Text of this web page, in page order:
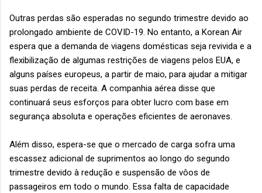
Outras perdas são esperadas no segundo trimestre devido ao
prolongado ambiente de COVID-19. No entanto, a Korean Air
espera que a demanda de viagens domésticas seja revivida e a
flexibilização de algumas restrições de viagens pelos EUA, e
alguns países europeus, a partir de maio, para ajudar a mitigar
suas perdas de receita. A companhia aérea disse que
continuará seus esforços para obter lucro com base em
segurança absoluta e operações eficientes de aeronaves.
Além disso, espera-se que o mercado de carga sofra uma
escassez adicional de suprimentos ao longo do segundo
trimestre devido à redução e suspensão de vôos de
passageiros em todo o mundo. Essa falta de capacidade